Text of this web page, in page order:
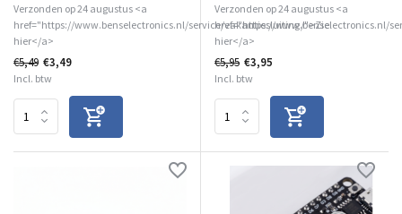
Verzonden op 24 augustus <a
href="https://www.benselectronics.nl/service/vakantiesluiting/">Zie
hier</a>
€5,49 €3,49
Incl. btw
Verzonden op 24 augustus <a
href="https://www.benselectronics.nl/
hier</a>
€5,95 €3,95
Incl. btw